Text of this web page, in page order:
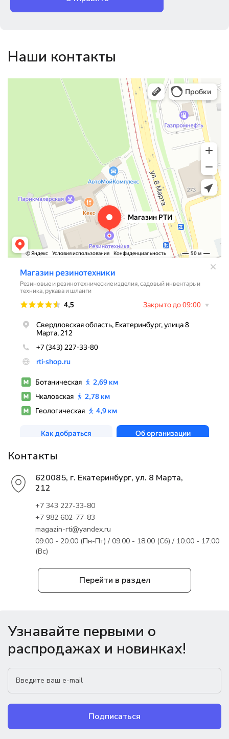
Наши контакты
Перейти в раздел
Магазин резинотехники
Резиновые и резинотехнические изделия в Екатеринбурге
Садовый инвентарь и техника в Екатеринбурге
Контакты
620085, г. Екатеринбург, ул. 8 Марта,
212
+7 343 227-33-80
+7 982 602-77-83
magazin-rti@yandex.ru
09:00 - 20:00 (Пн-Пт) / 09:00 - 18:00 (Сб) / 10:00 - 17:00
(Вс)
Узнавайте первыми о
распродажах и новинках!
Подписаться